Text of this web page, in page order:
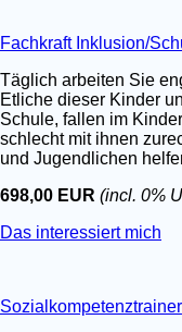
Fachkraft Inklusion/
Täglich arbeiten Sie
Etliche dieser Kinder
Schule, fallen im
schlecht mit ihnen
und Jugendlichen
698,00 EUR (incl. 0%
Das interessiert mich
Sozialkompetenztrainer